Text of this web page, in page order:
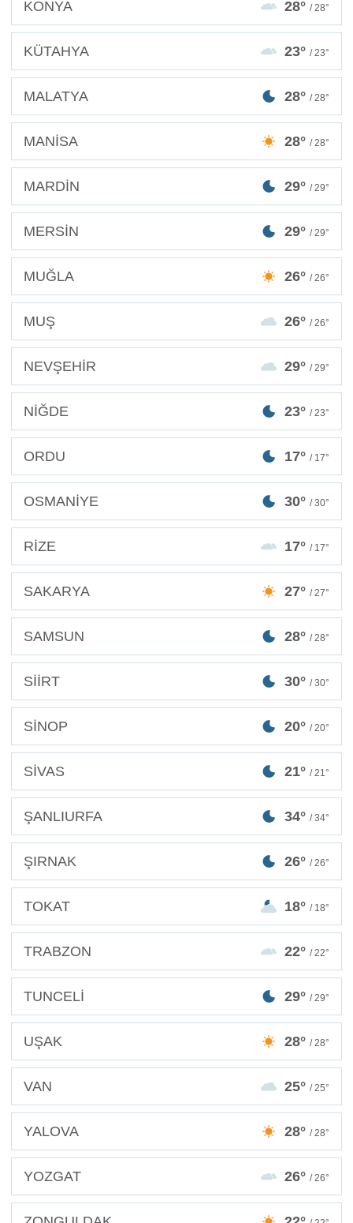
KONYA 28° / 28°
KÜTAHYA 23° / 23°
MALATYA 28° / 28°
MANİSA 28° / 28°
MARDİN 29° / 29°
MERSİN 29° / 29°
MUĞLA 26° / 26°
MUŞ 26° / 26°
NEVŞEHİR 29° / 29°
NİĞDE 23° / 23°
ORDU 17° / 17°
OSMANİYE 30° / 30°
RİZE 17° / 17°
SAKARYA 27° / 27°
SAMSUN 28° / 28°
SİİRT 30° / 30°
SİNOP 20° / 20°
SİVAS 21° / 21°
ŞANLIURFA 34° / 34°
ŞIRNAK 26° / 26°
TOKAT 18° / 18°
TRABZON 22° / 22°
TUNCELİ 29° / 29°
UŞAK 28° / 28°
VAN 25° / 25°
YALOVA 28° / 28°
YOZGAT 26° / 26°